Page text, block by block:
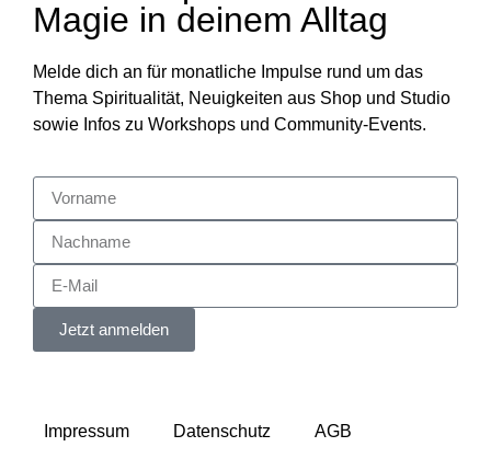
Magie in deinem Alltag
Melde dich an für monatliche Impulse rund um das
Thema Spiritualität, Neuigkeiten aus Shop und Studio
sowie Infos zu Workshops und Community-Events.
Jetzt anmelden
Impressum Datenschutz AGB